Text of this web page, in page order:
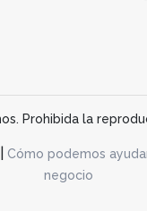
Prohibida la
Cómo podemos
negocio